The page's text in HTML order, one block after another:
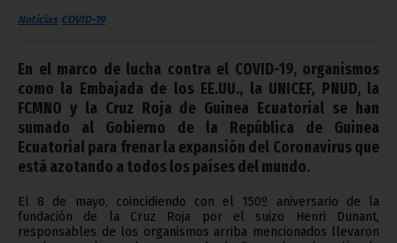
Noticias COVID-19
En el marco de lucha contra el COVID-19, organismos
como la Embajada de los EE.UU., la UNICEF, PNUD, la
FCMNO y la Cruz Roja de Guinea Ecuatorial se han
sumado al Gobierno de la República de Guinea
Ecuatorial para frenar la expansión del Coronavirus que
está azotando a todos los países del mundo.
El 8 de mayo, coincidiendo con el 150º aniversario de la
fundación de la Cruz Roja por el suizo Henri Dunant,
responsables de los organismos arriba mencionados llevaron